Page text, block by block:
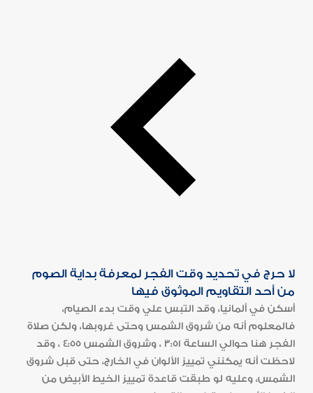
لا حرج في تحديد وقت الفجر لمعرفة بداية الصوم
من أحد التقاويم الموثوق فيها
أسكن في ألمانيا، وقد التبس علي وقت بدء الصيام،
فالمعلوم أنه من شروق الشمس وحتى غروبها، ولكن صلاة
الفجر هنا حوالي الساعة 3:51 ، وشروق الشمس 4:55 ، وقد
لاحظت أنه يمكنني تمييز الألوان في الخارج، حتى قبل شروق
الشمس، وعليه لو طبقت قاعدة تمييز الخيط الأبيض من